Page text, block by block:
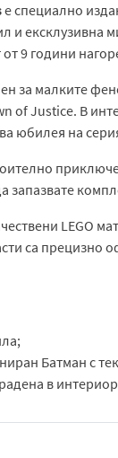
е специално
и ексклузивна
9 години
за малките
of Justice. В
юбилея на
запазвате
LEGO
са прецизно
Батман с
в
дигитално